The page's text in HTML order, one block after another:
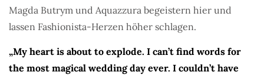
Magda Butrym und Aquazzura begeistern hier und
lassen Fashionista-Herzen höher schlagen.
„My heart is about to explode. I can’t find words for
the most magical wedding day ever. I couldn’t have